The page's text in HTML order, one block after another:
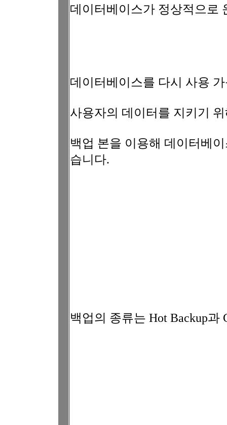
데이터베이스가 정상적으로
데이터베이스를 다시 사용
사용자의 데이터를 지키기
백업 본을 이용해 데이터베
습니다.
백업의 종류는 Hot Backup과